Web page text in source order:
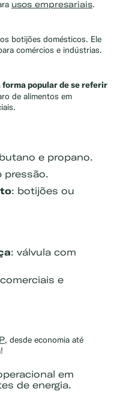
usos empresariais.
botijões domésticos. Ele
comércios e indústrias.
forma popular de se referir
de alimentos em
e propano.
pressão.
: botijões ou
: válvula com
e
, desde economia até
em
de energia.